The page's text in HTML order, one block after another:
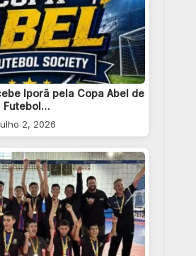
Iporã pela Copa Abel de
Futebol…
2, 2026